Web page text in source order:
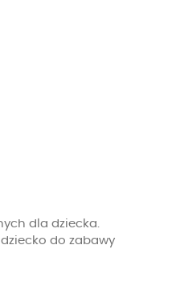
dla dziecka.
do zabawy